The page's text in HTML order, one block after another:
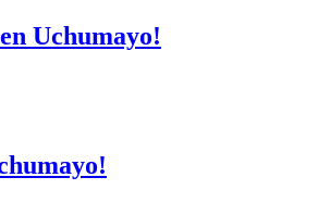
Uchumayo!